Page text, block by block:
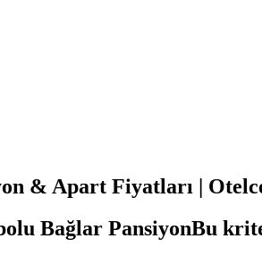
& Apart Fiyatları |
Bağlar PansiyonBu